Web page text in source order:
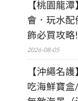
【桃園龍
會．玩水
飾必買攻略!
2026-08-05
【沖繩名
吃海鮮寶